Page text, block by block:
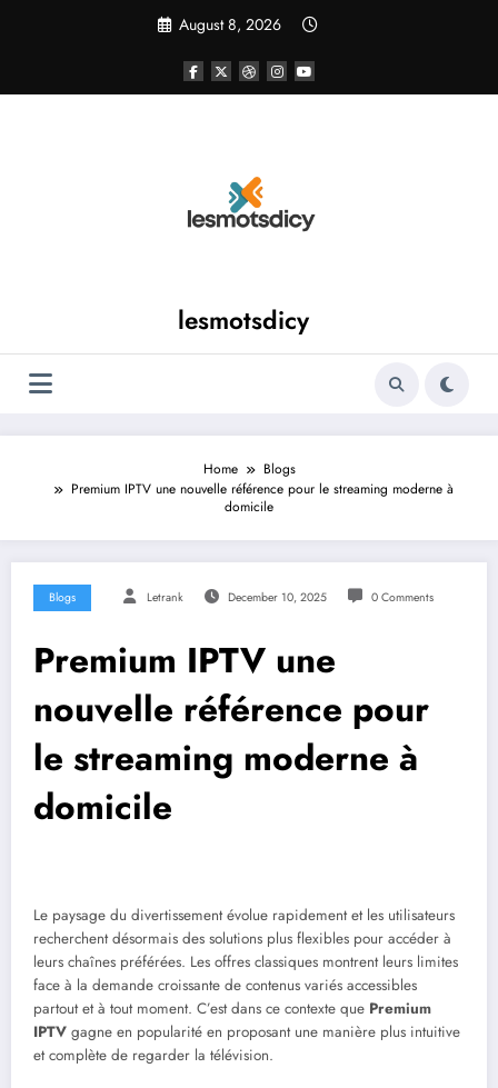
August 8, 2026
lesmotsdicy
Home
Blogs
Premium IPTV une nouvelle référence pour le streaming moderne à
domicile
Blogs Letrank December 10, 2025 0 Comments
Premium IPTV une
nouvelle référence pour
le streaming moderne à
domicile
Le paysage du divertissement évolue rapidement et les utilisateurs
recherchent désormais des solutions plus flexibles pour accéder à
leurs chaînes préférées. Les offres classiques montrent leurs limites
face à la demande croissante de contenus variés accessibles
partout et à tout moment. C’est dans ce contexte que Premium
IPTV gagne en popularité en proposant une manière plus intuitive
et complète de regarder la télévision.